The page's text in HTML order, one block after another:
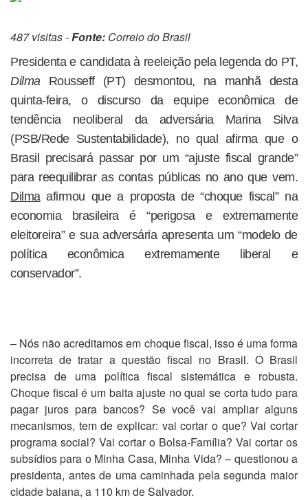
487 visitas -Fonte: Correio do Brasil
Presidenta e candidata à reeleição pela legenda do PT,
DilmaRousseff (PT) desmontou, na manhã desta
quinta-feira, o discurso da equipe econômica de
tendência neoliberal da adversária Marina Silva
(PSB/Rede Sustentabilidade), no qual afirma que o
Brasil precisará passar por um “ajuste fiscal grande”
para reequilibrar as contas públicas no ano que vem.
Dilmaafirmou que a proposta de “choque fiscal” na
economia brasileira é “perigosa e extremamente
eleitoreira” e sua adversária apresenta um “modelo de
política econômica extremamente liberal e
conservador”.
– Nós não acreditamos em choque fiscal, isso é uma forma
incorreta de tratar a questão fiscal no Brasil. O Brasil
precisa de uma política fiscal sistemática e robusta.
Choque fiscal é um baita ajuste no qual se corta tudo para
pagar juros para bancos? Se você vai ampliar alguns
mecanismos, tem de explicar: vai cortar o que? Vai cortar
programa social? Vai cortar o Bolsa-Família? Vai cortar os
subsídios para o Minha Casa, Minha Vida? – questionou a
presidenta, antes de uma caminhada pela segunda maior
cidade baiana, a 110 km de Salvador.